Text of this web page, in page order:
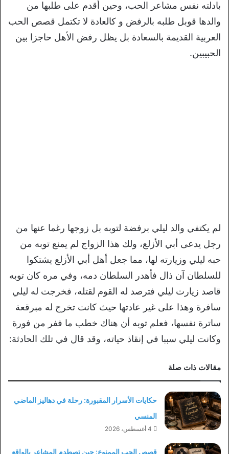
بادلته نفس مشاعر الحب، وحين أقدم على طلبها من
والدها قوبل طلبه بالرفض و كالعادة لا تكتمل قصص الحب
العربية القديمة بالسعادة بل يظل رفض الأهل حاجزا بين
الحبيبين.
لم يكتفي والد ليلي برفضة لتوبه بل زوجها رغما عنها من
رجل يدعى أبي الأزلع، ولك هذا الزواج لم يمنع توبه من
حبه ليلي وزيارته لها، مما جعل أهل أبي الأزلع يشتكوا
للسلطان آن ذال فأهدر السلطان دمه، وفي مره كان توبه
قاصد زيارت ليلي فترصد له القوم لقتله، فخرجت له ليلي
سافرة وهذا على غير عادتها حيث كانت تخرج له مبرقعة
ساترة نفسها، فعلم توبه أن هناك خطب ما ففر من فورة
وكانت ليلي سببا في إنقاذ حياته، وقد قال في تلك الحادثة:
مقالات ذات صلة
حكايات الأسرار المقبورة: رحلة في دهاليز الماضي
المنسي
4 أغسطس، 2026
قصص الحب الممنوع: حين تصطدم المشاعر بالواقع